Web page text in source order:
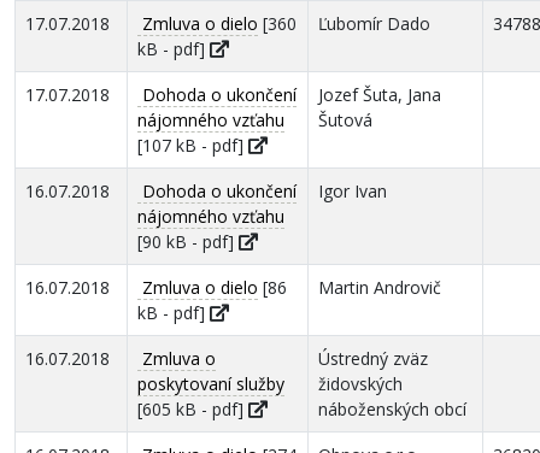
17.07.2018 Zmluva o dielo [360
kB - pdf]
Ľubomír Dado
17.07.2018
Dohoda o ukončení
nájomného vzťahu
[107 kB - pdf]
Jozef Šuta, Jana
Šutová
16.07.2018
Dohoda o ukončení
nájomného vzťahu
[90 kB - pdf]
Igor Ivan
16.07.2018 Zmluva o dielo [86
kB - pdf]
Martin Androvič
16.07.2018
Zmluva o
poskytovaní služby
[605 kB - pdf]
Ústredný zväz
židovských
náboženských obcí